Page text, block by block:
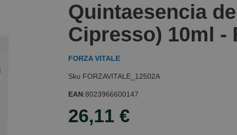
Quintaesencia
Cipresso) 10ml -
FORZA VITALE
FORZAVITALE_12502A
EAN:8023966600147
26,11 €